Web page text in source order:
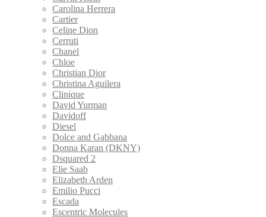
Carolina Herrera
Cartier
Celine Dion
Cerruti
Chanel
Chloe
Christian Dior
Christina Aguilera
Clinique
David Yurman
Davidoff
Diesel
Dolce and Gabbana
Donna Karan (DKNY)
Dsquared 2
Elie Saab
Elizabeth Arden
Emilio Pucci
Escada
Escentric Molecules